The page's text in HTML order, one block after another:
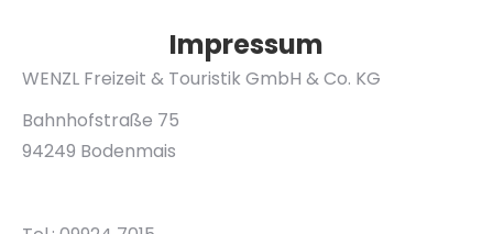
Impressum
WENZL Freizeit & Touristik GmbH & Co. KG
Bahnhofstraße 75
94249 Bodenmais